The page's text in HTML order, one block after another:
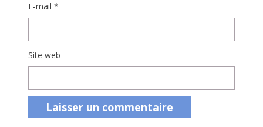
E-mail *
Site web